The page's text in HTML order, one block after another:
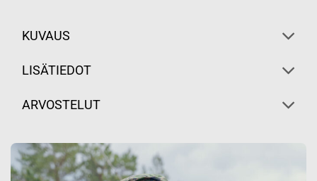
KUVAUS
LISÄTIEDOT
ARVOSTELUT